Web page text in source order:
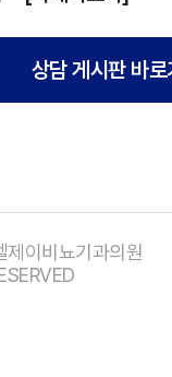
상담 게시판 바
이비뇨기과의원